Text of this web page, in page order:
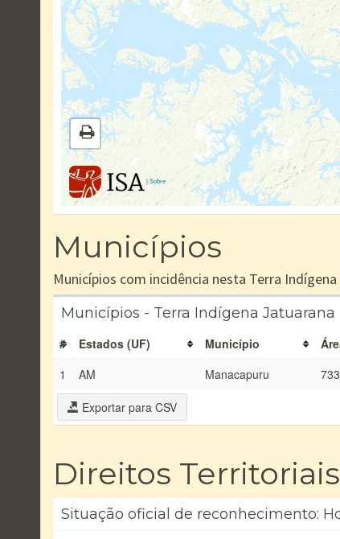
|Sobre
Municípios
Municípios com incidência nesta Terra Indígena
Municípios - Terra Indígena Jatuarana
# Estados (UF) Município
1
AM Manacapuru
Exportar para CSV
Direitos Territoriais
Situação oficial de reconhecimento: